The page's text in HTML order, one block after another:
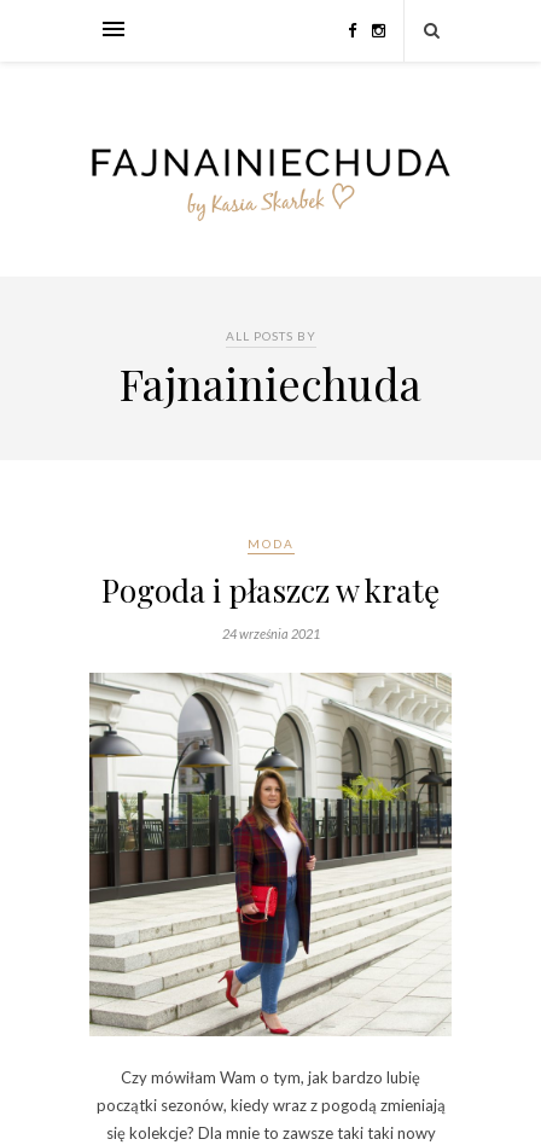
ALL POSTS BY
Fajnainiechuda
MODA
Pogoda i płaszcz w kratę
24 września 2021
Czy mówiłam Wam o tym, jak bardzo lubię
początki sezonów, kiedy wraz z pogodą zmieniają
się kolekcje? Dla mnie to zawsze taki taki nowy